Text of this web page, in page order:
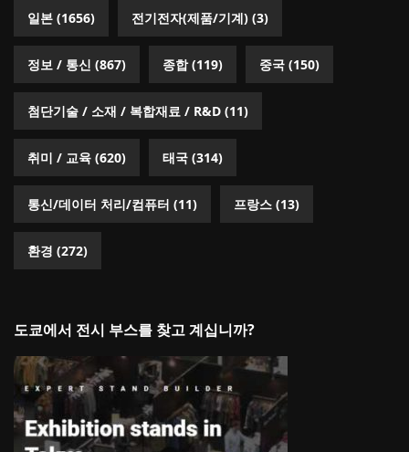
일본 (1656) 전기전자(제품/기계) (3)
정보 / 통신 (867) 종합(119) 중국 (150)
첨단기술 / 소재 / 복합재료 / R&D (11)
취미 / 교육 (620) 태국 (314)
통신/데이터 처리/컴퓨터 (11) 프랑스 (13)
환경 (272)
도쿄에서 전시 부스를 찾고 계십니까?